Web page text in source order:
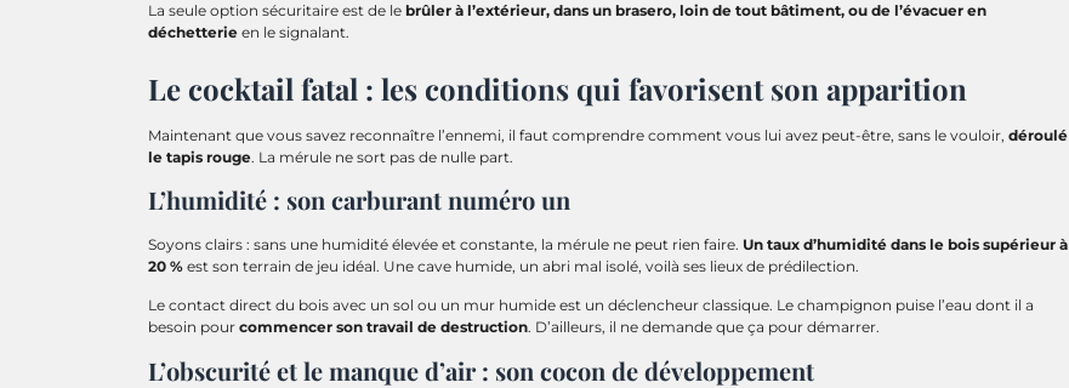
La seule option sécuritaire est de le brûler à l’extérieur, dans un brasero, loin de tout bâtiment, ou de l’évacuer en
déchetterie en le signalant.
Le cocktail fatal : les conditions qui favorisent son apparition
Maintenant que vous savez reconnaître l’ennemi, il faut comprendre comment vous lui avez peut-être, sans le vouloir, déroulé
le tapis rouge. La mérule ne sort pas de nulle part.
L’humidité : son carburant numéro un
Soyons clairs : sans une humidité élevée et constante, la mérule ne peut rien faire. Un taux d’humidité dans le bois supérieur à
20 % est son terrain de jeu idéal. Une cave humide, un abri mal isolé, voilà ses lieux de prédilection.
Le contact direct du bois avec un sol ou un mur humide est un déclencheur classique. Le champignon puise l’eau dont il a
besoin pour commencer son travail de destruction. D’ailleurs, il ne demande que ça pour démarrer.
L’obscurité et le manque d’air : son cocon de développement